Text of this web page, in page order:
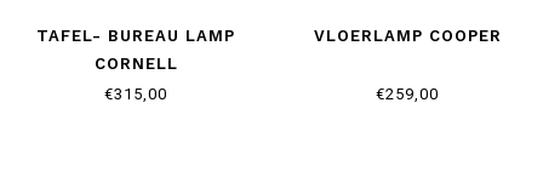
TAFEL- BUREAU LAMP
CORNELL
€315,00
VLOERLAMP COOPER
€259,00